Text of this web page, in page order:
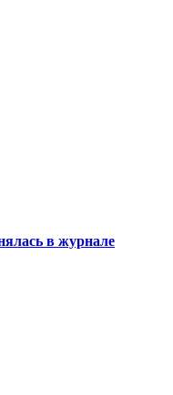
в журнале